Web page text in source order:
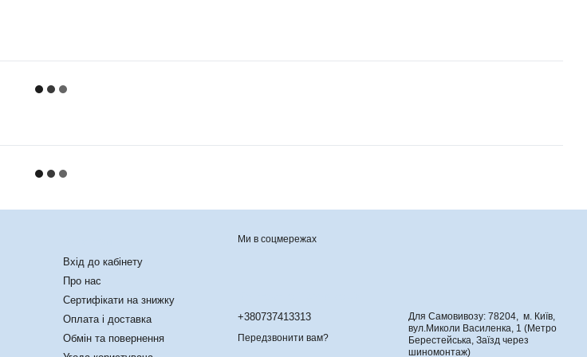
Вхід до кабінету
Про нас
Сертифікати на знижку
Оплата і доставка
Обмін та повернення
Ми в соцмережах
+380737413313
Передзвонити вам?
Для Самовивозу: 78204, м. Київ,
вул.Миколи Василенка, 1 (Метро
Берестейська, Заїзд через
шиномонтаж)